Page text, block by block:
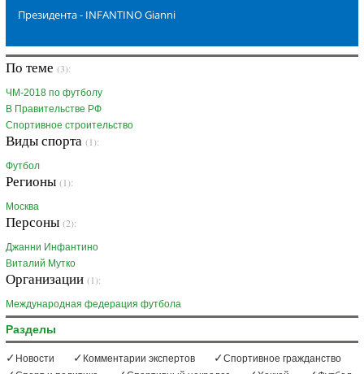
Президента - INFANTINO Gianni
По теме (3):
ЧМ-2018 по футболу
В Правительстве РФ
Спортивное строительство
Виды спорта (1):
Футбол
Регионы (1):
Москва
Персоны (2):
Джанни Инфантино
Виталий Мутко
Организации (1):
Международная федерация футбола
Разделы
Новости Комментарии экспертов
Спортивное гражданство